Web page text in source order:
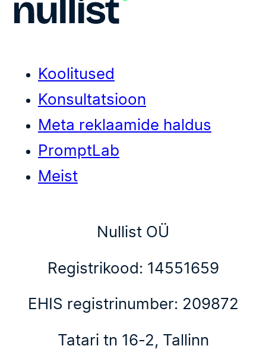
Koolitused
Konsultatsioon
Meta reklaamide haldus
PromptLab
Meist
Nullist OÜ
Registrikood: 14551659
EHIS registrinumber: 209872
Tatari tn 16-2, Tallinn